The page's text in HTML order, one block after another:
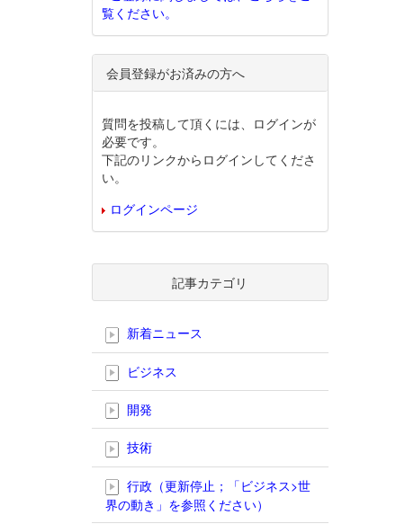
覧ください。
会員登録がお済みの方へ
質問を投稿して頂くには、ログインが
必要です。
下記のリンクからログインしてくださ
い。
ログインページ
記事カテゴリ
新着ニュース
ビジネス
開発
技術
行政（更新停止；「ビジネス>世
界の動き」を参照ください）